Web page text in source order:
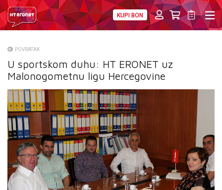
KUPI BON
O NAMA
NATJEČAJI
VELEPRODAJA
KONTAKTI
MOJ PROFIL
POVRATAK
U sportskom duhu: HT ERONET uz
Malonogometnu ligu Hercegovine